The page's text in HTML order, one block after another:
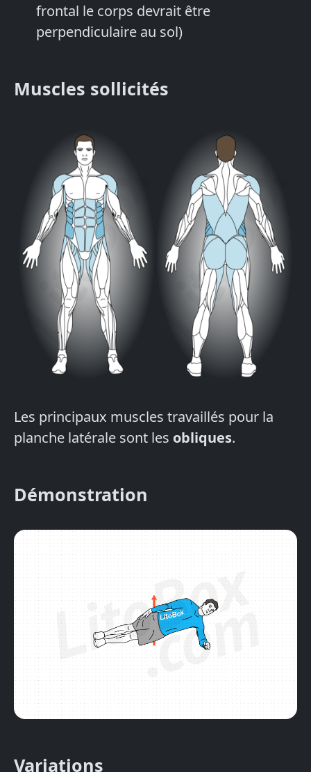
frontal le corps devrait être
perpendiculaire au sol)
Muscles sollicités
Les principaux muscles travaillés pour la
planche latérale sont les obliques.
Démonstration
Variations